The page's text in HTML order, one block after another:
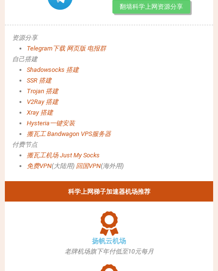
翻墙科学上网资源分享
资源分享
Telegram下载 网页版 电报群
自己搭建
Shadowsocks 搭建
SSR 搭建
Trojan 搭建
V2Ray 搭建
Xray 搭建
Hysteria一键安装
搬瓦工 Bandwagon VPS服务器
付费节点
搬瓦工机场 Just My Socks
免费VPN(大陆用) 回国VPN(海外用)
科学上网梯子加速器机场推荐
扬帆云机场
老牌机场旗下年付低至10元每月